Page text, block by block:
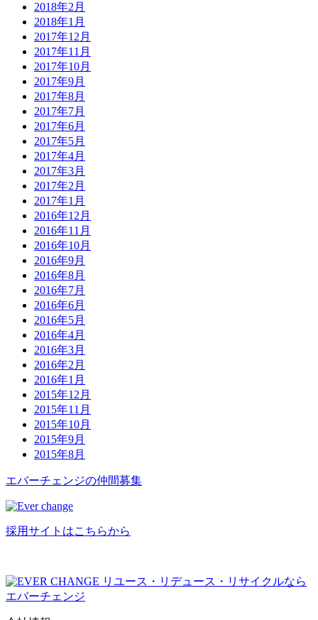
2018年2月
2018年1月
2017年12月
2017年11月
2017年10月
2017年9月
2017年8月
2017年7月
2017年6月
2017年5月
2017年4月
2017年3月
2017年2月
2017年1月
2016年12月
2016年11月
2016年10月
2016年9月
2016年8月
2016年7月
2016年6月
2016年5月
2016年4月
2016年3月
2016年2月
2016年1月
2015年12月
2015年11月
2015年10月
2015年9月
2015年8月
エバーチ ェ ンジの仲間募集
採用サイトはこちらから
リユース・リデュース・リサイクルなら
エバーチェンジ